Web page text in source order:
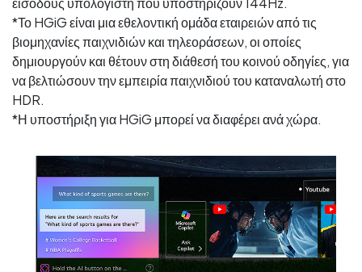
*Το HGiG είναι μια εθελοντική ομάδα εταιρειών από τις
βιομηχανίες παιχνιδιών και τηλεοράσεων, οι οποίες
δημιουργούν και θέτουν στη διάθεσή του κοινού οδηγίες, για
να βελτιώσουν την εμπειρία παιχνιδιού του καταναλωτή στο
HDR.
*Η υποστήριξη για HGiG μπορεί να διαφέρει ανά χώρα.